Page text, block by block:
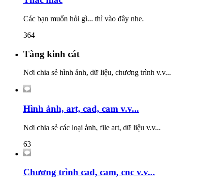
Các bạn muốn hỏi gì... thì vào đây nhe.
364
Tàng kinh cát
Nơi chia sẻ hình ảnh, dữ liệu, chương trình v.v...
Hình ảnh, art, cad, cam v.v...
Nơi chia sẻ các loại ảnh, file art, dữ liệu v.v...
63
Chương trình cad, cam, cnc v.v...